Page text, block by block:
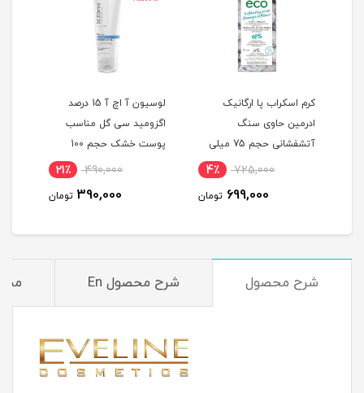
کرم اسکراب پا ارگانیک
ادرمین حاوی سنگ
آتشفشانی حجم 75 میلی
725,000 4٪
699,000 تومان
لوسیون آ اچ آ 15 درصد
اگزومید سی گل مناسب
پوست خشک حجم 100
490,000 21٪
390,000 تومان
شرح محصول شرح محصول En